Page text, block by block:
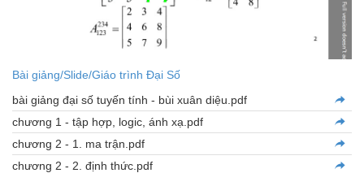
Bài giảng/Slide/Giáo trình Đại Số
bài giảng đại số tuyến tính - bùi xuân diệu.pdf
chương 1 - tập hợp, logic, ánh xạ.pdf
chương 2 - 1. ma trận.pdf
chương 2 - 2. định thức.pdf